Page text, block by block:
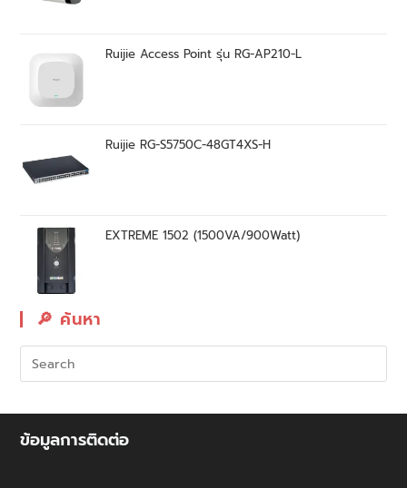
Ruijie Access Point รุ่น RG-AP210-L
Ruijie RG-S5750C-48GT4XS-H
EXTREME 1502 (1500VA/900Watt)
🔎︎ ค้นหา
ข้อมูลการติดต่อ